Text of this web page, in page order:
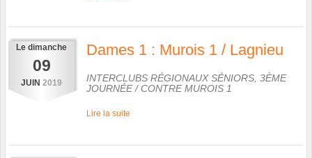
Le dimanche
09
JUIN 2019
Dames 1 : Murois 1 / Lagnieu
INTERCLUBS RÉGIONAUX SÉNIORS, 3ÈME
JOURNÉE/ CONTREMUROIS 1
Lire la suite